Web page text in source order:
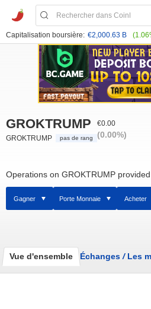
Capitalisation boursière: €2,000.63 B
GROKTRUMP
GROKTRUMP pas de rang
€0.00
(0.00%)
Operations on GROKTRUMP
Gagner Porte Monnaie Acheter
Vue d'ensemble Échanges /Les